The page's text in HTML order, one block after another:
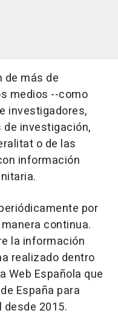
de más de
medios --como
investigadores,
investigación,
o de las
información
por
continua.
la información
realizado dentro
Web Española que
España para
2015.